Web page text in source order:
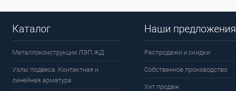
Каталог
Металлоконструкции ЛЭП ЖД
Узлы подвеса. Контактная и
линейная арматура
Наши предложения
Распродажи и скидки
Собственное производство
Хит продаж